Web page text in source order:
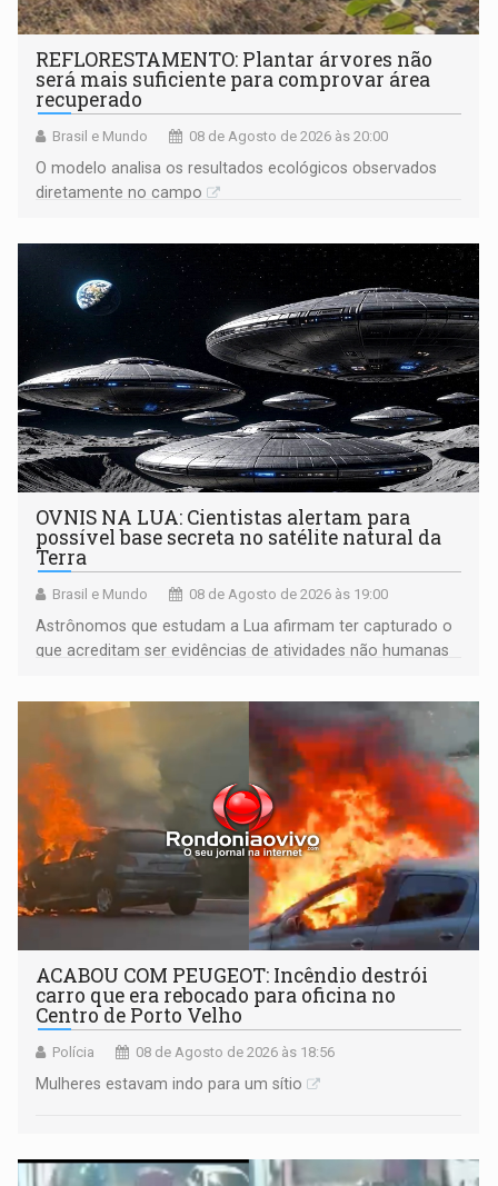
REFLORESTAMENTO: Plantar árvores não
será mais suficiente para comprovar área
recuperado
Brasil e Mundo 08 de Agosto de 2026 às 20:00
O modelo analisa os resultados ecológicos observados
diretamente no campo
OVNIS NA LUA: Cientistas alertam para
possível base secreta no satélite natural da
Terra
Brasil e Mundo 08 de Agosto de 2026 às 19:00
Astrônomos que estudam a Lua afirmam ter capturado o
que acreditam ser evidências de atividades não humanas
órbita
ACABOU COM PEUGEOT: Incêndio destrói
carro que era rebocado para oficina no
Centro de Porto Velho
Polícia 08 de Agosto de 2026 às 18:56
Mulheres estavam indo para um sítio